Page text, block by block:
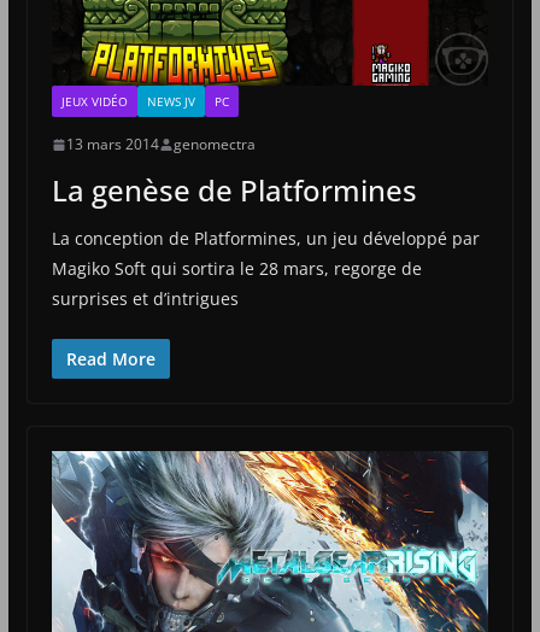
JEUX VIDÉO NEWS JV PC
13 mars 2014 genomectra
La genèse de Platformines
La conception de Platformines, un jeu développé par
Magiko Soft qui sortira le 28 mars, regorge de
surprises et d’intrigues
Read More